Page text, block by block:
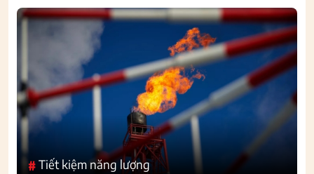
#Tiết kiệm năng lượng